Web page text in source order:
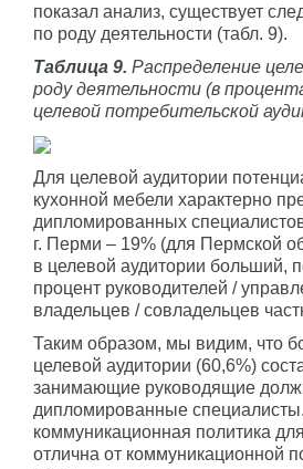
показал анализ, существует
по роду деятельности (табл. 9).
Таблица 9. Распределение
роду деятельности (в
целевой потребительской
Для целевой аудитории
кухонной мебели характерно
дипломированных
г. Перми – 19% (для Пермской
в целевой аудитории больший,
процент руководителей /
владельцев / совладельцев
Таким образом, мы видим, что
целевой аудитории (60,6%)
занимающие руководящие
дипломированные
коммуникационная политика
отлична от коммуникационной